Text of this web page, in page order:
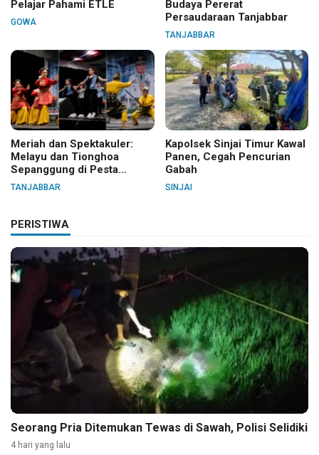
Pelajar Pahami ETLE
GOWA
Budaya Pererat
Persaudaraan Tanjabbar
TANJABBAR
Meriah dan Spektakuler:
Melayu dan Tionghoa
Sepanggung di Pesta
Budaya Tanjabbar
TANJABBAR
Kapolsek Sinjai Timur Kawal
Panen, Cegah Pencurian
Gabah
SINJAI
PERISTIWA
Seorang Pria Ditemukan Tewas di Sawah, Polisi Selidiki
4 hari yang lalu